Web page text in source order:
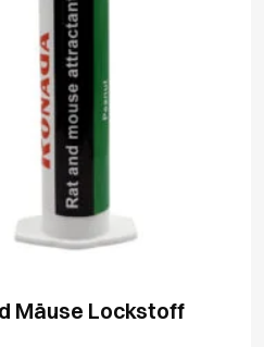
Mäuse Lockstoff